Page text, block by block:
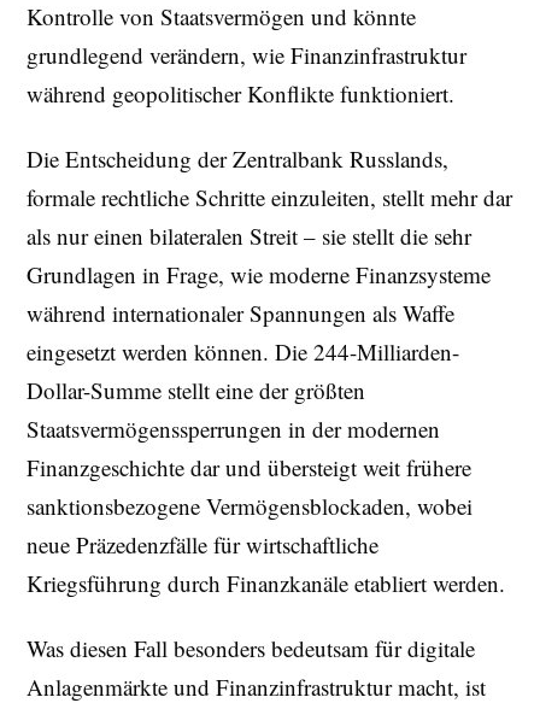
Kontrolle von Staatsvermögen und könnte
grundlegend verändern, wie Finanzinfrastruktur
während geopolitischer Konflikte funktioniert.
Die Entscheidung der Zentralbank Russlands,
formale rechtliche Schritte einzuleiten, stellt mehr dar
als nur einen bilateralen Streit – sie stellt die sehr
Grundlagen in Frage, wie moderne Finanzsysteme
während internationaler Spannungen als Waffe
eingesetzt werden können. Die 244-Milliarden-
Dollar-Summe stellt eine der größten
Staatsvermögenssperrungen in der modernen
Finanzgeschichte dar und übersteigt weit frühere
sanktionsbezogene Vermögensblockaden, wobei
neue Präzedenzfälle für wirtschaftliche
Kriegsführung durch Finanzkanäle etabliert werden.
Was diesen Fall besonders bedeutsam für digitale
Anlagenmärkte und Finanzinfrastruktur macht, ist